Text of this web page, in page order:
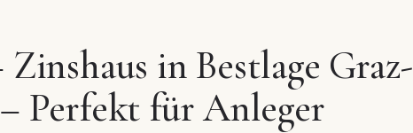
in Bestlage Graz-
Perfekt für Anleger